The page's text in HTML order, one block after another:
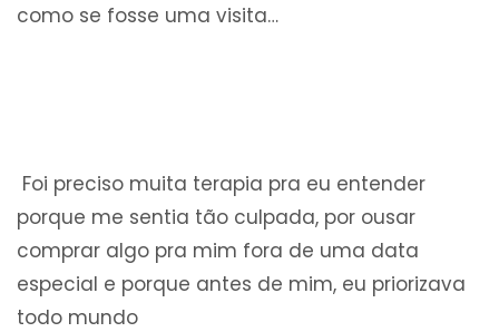
como se fosse uma visita…
Foi preciso muita terapia pra eu entender
porque me sentia tão culpada, por ousar
comprar algo pra mim fora de uma data
especial e porque antes de mim, eu priorizava
todo mundo